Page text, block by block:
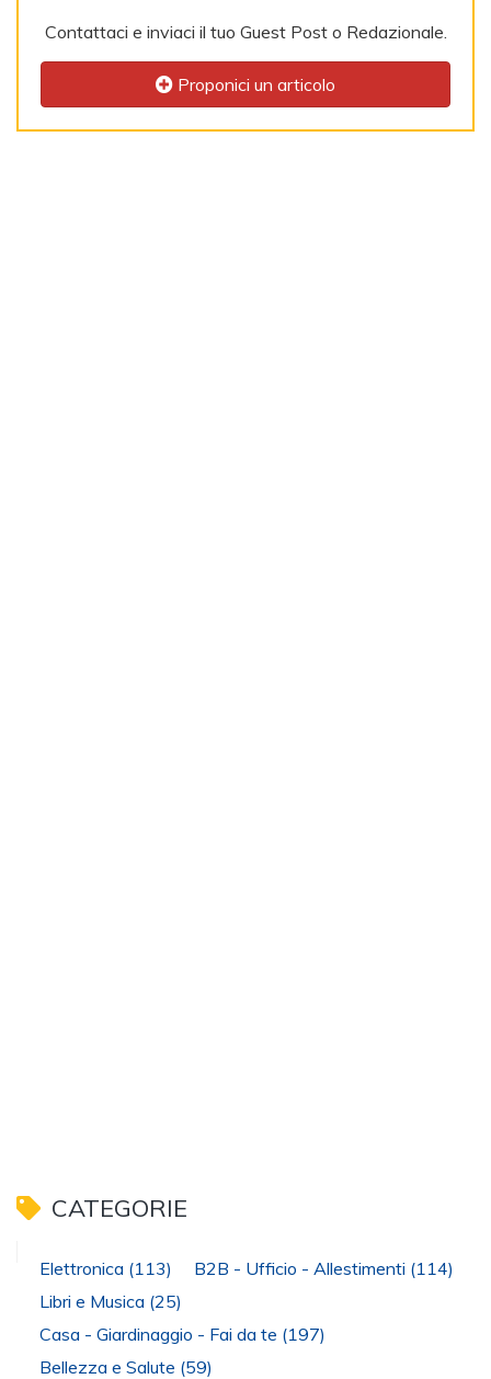
Contattaci e inviaci il tuo Guest Post o Redazionale.
Proponici un articolo
CATEGORIE
Elettronica (113) B2B - Ufficio - Allestimenti (114)
Libri e Musica (25)
Casa - Giardinaggio - Fai da te (197)
Bellezza e Salute (59)